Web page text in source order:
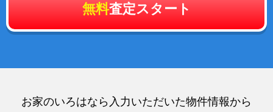
無料査定スタート
お家のいろはなら入力いただいた物件情報から